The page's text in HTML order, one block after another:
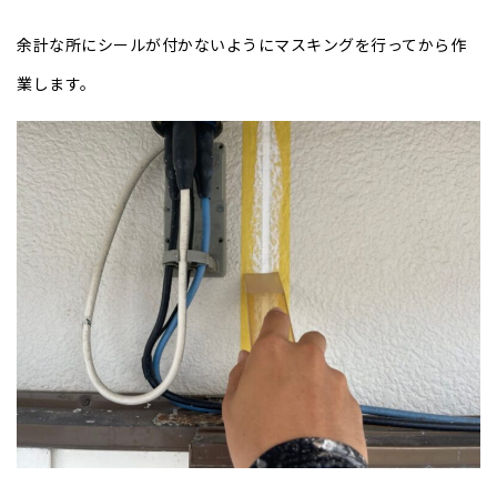
余計な所にシールが付かないようにマスキングを行ってから作
業します。